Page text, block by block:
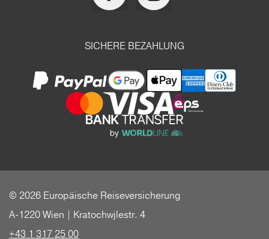
SICHERE BEZAHLUNG
© 2026 Europäische Reiseversicherung
A-1220 Wien | Kratochwjlestr. 4
+43 1 317 25 00